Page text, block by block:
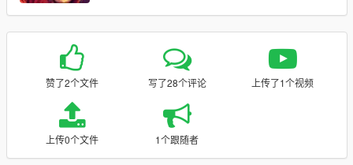
赞了2个文件 写了28个评论 上传了1个视频
上传0个文件 1个跟随者